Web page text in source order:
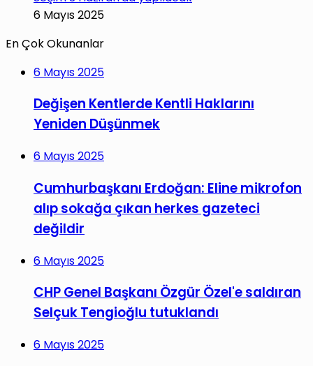
6 Mayıs 2025
En Çok Okunanlar
6 Mayıs 2025
Değişen Kentlerde Kentli Haklarını
Yeniden Düşünmek
6 Mayıs 2025
Cumhurbaşkanı Erdoğan: Eline mikrofon
alıp sokağa çıkan herkes gazeteci
değildir
6 Mayıs 2025
CHP Genel Başkanı Özgür Özel'e saldıran
Selçuk Tengioğlu tutuklandı
6 Mayıs 2025